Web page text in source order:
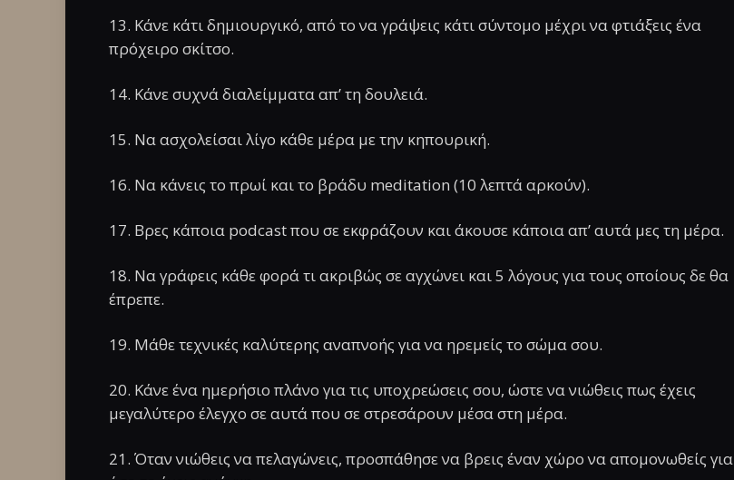
13. Κάνε κάτι δημιουργικό, από το να γράψεις κάτι σύντομο μέχρι να φτιάξεις ένα
πρόχειρο σκίτσο.
14. Κάνε συχνά διαλείμματα απ’ τη δουλειά.
15. Να ασχολείσαι λίγο κάθε μέρα με την κηπουρική.
16. Να κάνεις το πρωί και το βράδυ meditation (10 λεπτά αρκούν).
17. Βρες κάποια podcast που σε εκφράζουν και άκουσε κάποια απ’ αυτά μες τη μέρα.
18. Να γράφεις κάθε φορά τι ακριβώς σε αγχώνει και 5 λόγους για τους οποίους δε θα
έπρεπε.
19. Μάθε τεχνικές καλύτερης αναπνοής για να ηρεμείς το σώμα σου.
20. Κάνε ένα ημερήσιο πλάνο για τις υποχρεώσεις σου, ώστε να νιώθεις πως έχεις
μεγαλύτερο έλεγχο σε αυτά που σε στρεσάρουν μέσα στη μέρα.
21. Όταν νιώθεις να πελαγώνεις, προσπάθησε να βρεις έναν χώρο να απομονωθείς για